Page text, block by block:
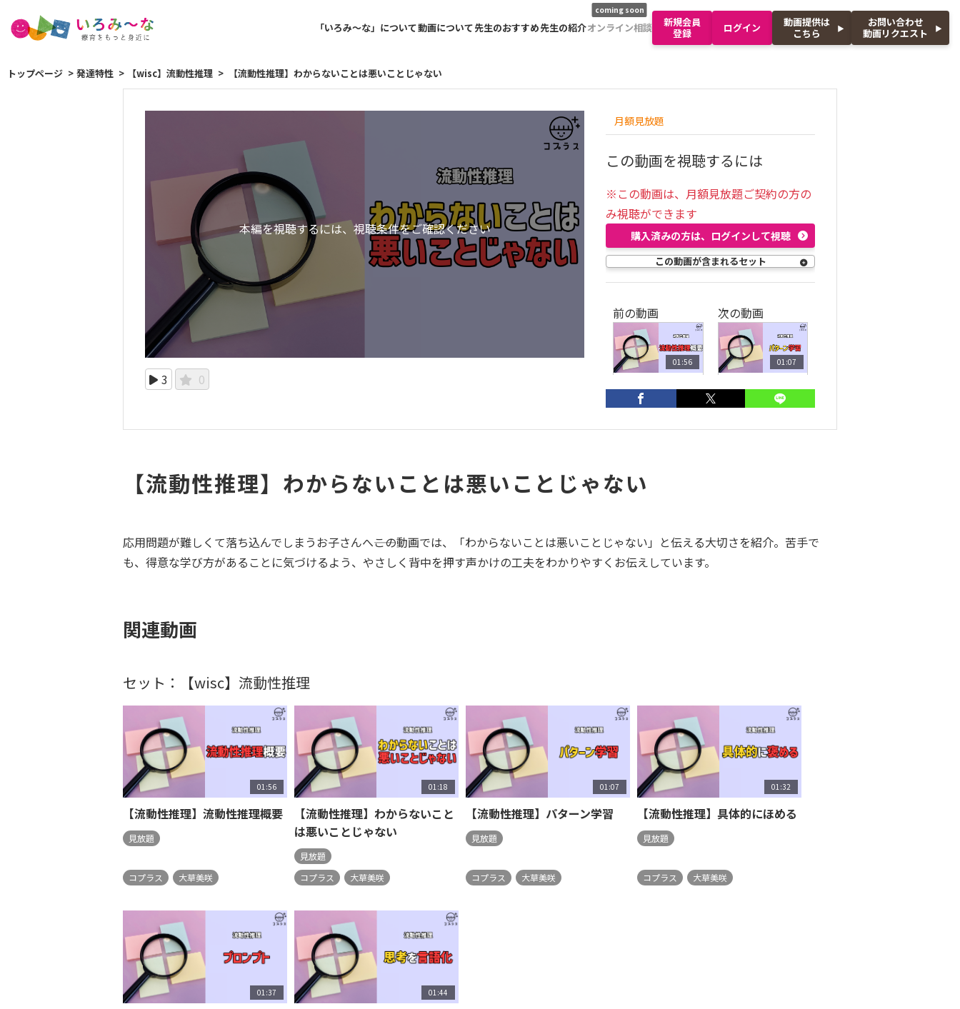
「いろみ〜な」について動画について先生のおすすめ先生の紹介オンライン相談
coming soon
新規会員
登録
ログイン
動画提供は
こちら
お問い合わせ
動画リクエスト
トップページ 発達特性 【wisc】流動性推理 【流動性推理】わからないことは悪いことじゃない
本編を視聴するには、視聴条件をご確認ください
3 0
月額見放題
この動画を視聴するには
※この動画は、月額見放題ご契約の方の
み視聴ができます
購入済みの方は、ログインして視聴
この動画が含まれるセット
前の動画
01:56
【流動性推理】
流動性推理概要
次の動画
01:07
【流動性推理】
パターン学習
【流動性推理】わからないことは悪いことじゃない
応用問題が難しくて落ち込んでしまうお子さんへ――この動画では、「わからないことは悪いことじゃない」と伝える大切さを紹介。苦手で
も、得意な学び方があることに気づけるよう、やさしく背中を押す声かけの工夫をわかりやすくお伝えしています。
関連動画
セット：【wisc】流動性推理
01:56
【流動性推理】流動性推理概要
見放題
コプラス 大草美咲
01:18
【流動性推理】わからないこと
は悪いことじゃない
見放題
コプラス
大草美咲
01:07
【流動性推理】パターン学習
見放題
コプラス 大草美咲
01:32
【流動性推理】具体的にほめる
見放題
コプラス 大草美咲
01:37 01:44